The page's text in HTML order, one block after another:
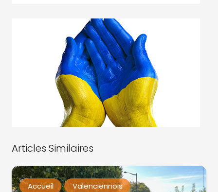
Articles Similaires
Accueil Valenciennois